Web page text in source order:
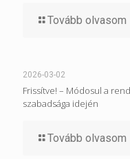
Tovább olvasom
2026-03-02
Frissítve! – Módosul a
szabadsága idején
Tovább olvasom